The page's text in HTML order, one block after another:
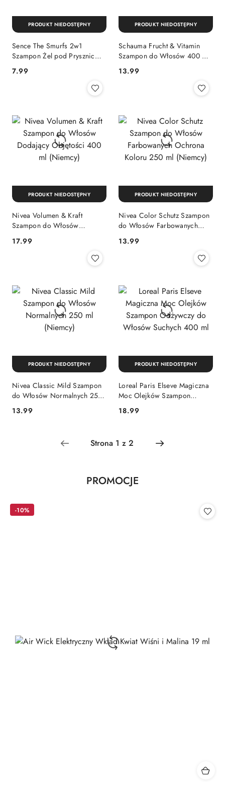
Sence The Smurfs 2w1
Szampon Żel pod Prysznic
Brytania)
Cena:
7.99
PRODUKT NIEDOSTĘPNY
Schauma Frucht & Vitamin
Szampon do Włosów 400 ml
Cena:
13.99
PRODUKT NIEDOSTĘPNY
Nivea Volumen & Kraft
Szampon do Włosów
(Niemcy)
Cena:
17.99
PRODUKT NIEDOSTĘPNY
Nivea Color Schutz Szampon
do Włosów Farbowanych
(Niemcy)
Cena:
13.99
PRODUKT NIEDOSTĘPNY
Nivea Classic Mild Szampon
do Włosów Normalnych 250
Cena:
13.99
PRODUKT NIEDOSTĘPNY
Loreal Paris Elseve Magiczna
Moc Olejków Szampon
Suchych 400 ml
Cena:
18.99
PRODUKT NIEDOSTĘPNY
Pomiń karuzelę produktów
Produkty
PROMOCJE
-10%